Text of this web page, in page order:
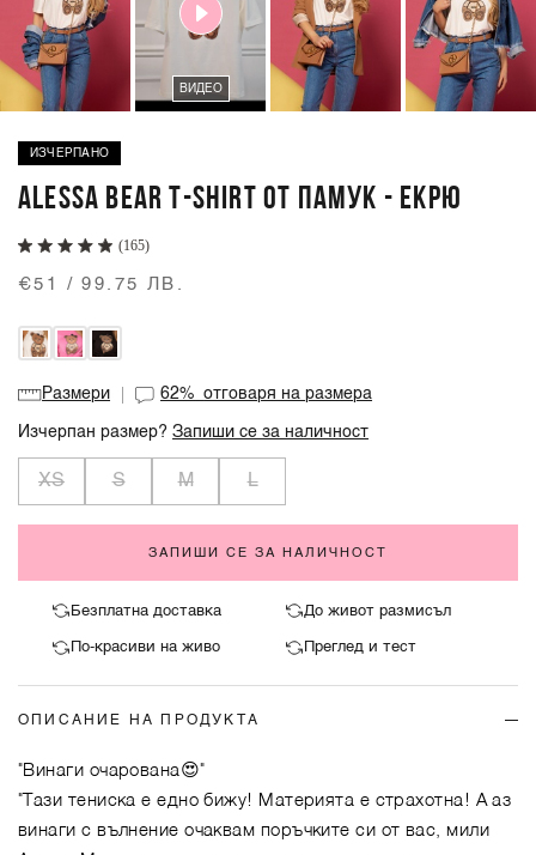
ВИДЕО
ИЗЧЕРПАНО
ALESSA BEAR T-SHIRT ОТ ПАМУК - ЕКРЮ
(165)
€51 / 99.75 ЛВ.
Размери 62%отговаря на размера
Изчерпан размер?Запиши се за наличност
XS S M L
ЗАПИШИ СЕ ЗА НАЛИЧНОСТ
Безплатна доставка До живот размисъл
По-красиви на живо Преглед и тест
ОПИСАНИЕ НА ПРОДУКТА
"Винаги очарована😍"
"Тази тениска е едно бижу! Материята е страхотна! А аз
винаги с вълнение очаквам поръчките си от вас, мили